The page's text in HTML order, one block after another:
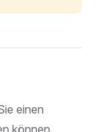
einen
können.